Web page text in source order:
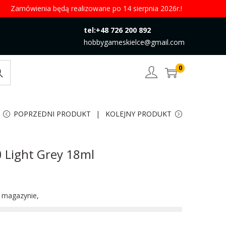
Zamówienia będą realizowane po 14 sierpnia 2026r.!
tel:+48 726 200 892
hobbygameskielce@gmail.com
0
POPRZEDNI PRODUKT KOLEJNY PRODUKT
Light Grey 18ml